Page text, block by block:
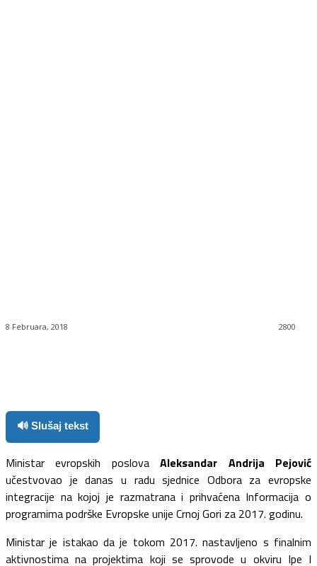
8 Februara, 2018 2800
🔊 Slušaj tekst
Ministar evropskih poslovaAleksandar Andrija Pejović
učestvovao je danas u radu sjednice Odbora za evropske
integracije na kojoj je razmatrana i prihvaćena Informacija o
programima podrške Evropske unije Crnoj Gori za 2017. godinu.
Ministar je istakao da je tokom 2017. nastavljeno s finalnim
aktivnostima na projektima koji se sprovode u okviru Ipe I